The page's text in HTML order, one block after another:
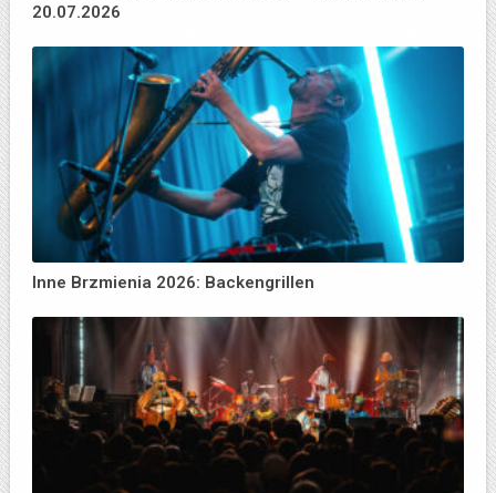
20.07.2026
Inne Brzmienia 2026: Backengrillen